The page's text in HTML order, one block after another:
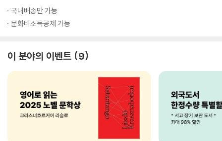
국내배송만 가능
문화비소득공제 가능
이 분야의 이벤트 9